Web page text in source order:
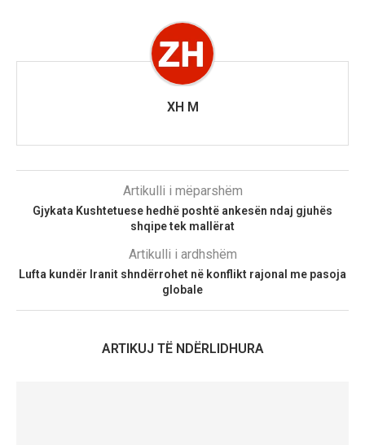
XH M
Artikulli i mëparshëm
Gjykata Kushtetuese hedhë poshtë ankesën ndaj gjuhës
shqipe tek mallërat
Artikulli i ardhshëm
Lufta kundër Iranit shndërrohet në konflikt rajonal me pasoja
globale
ARTIKUJ TË NDËRLIDHURA